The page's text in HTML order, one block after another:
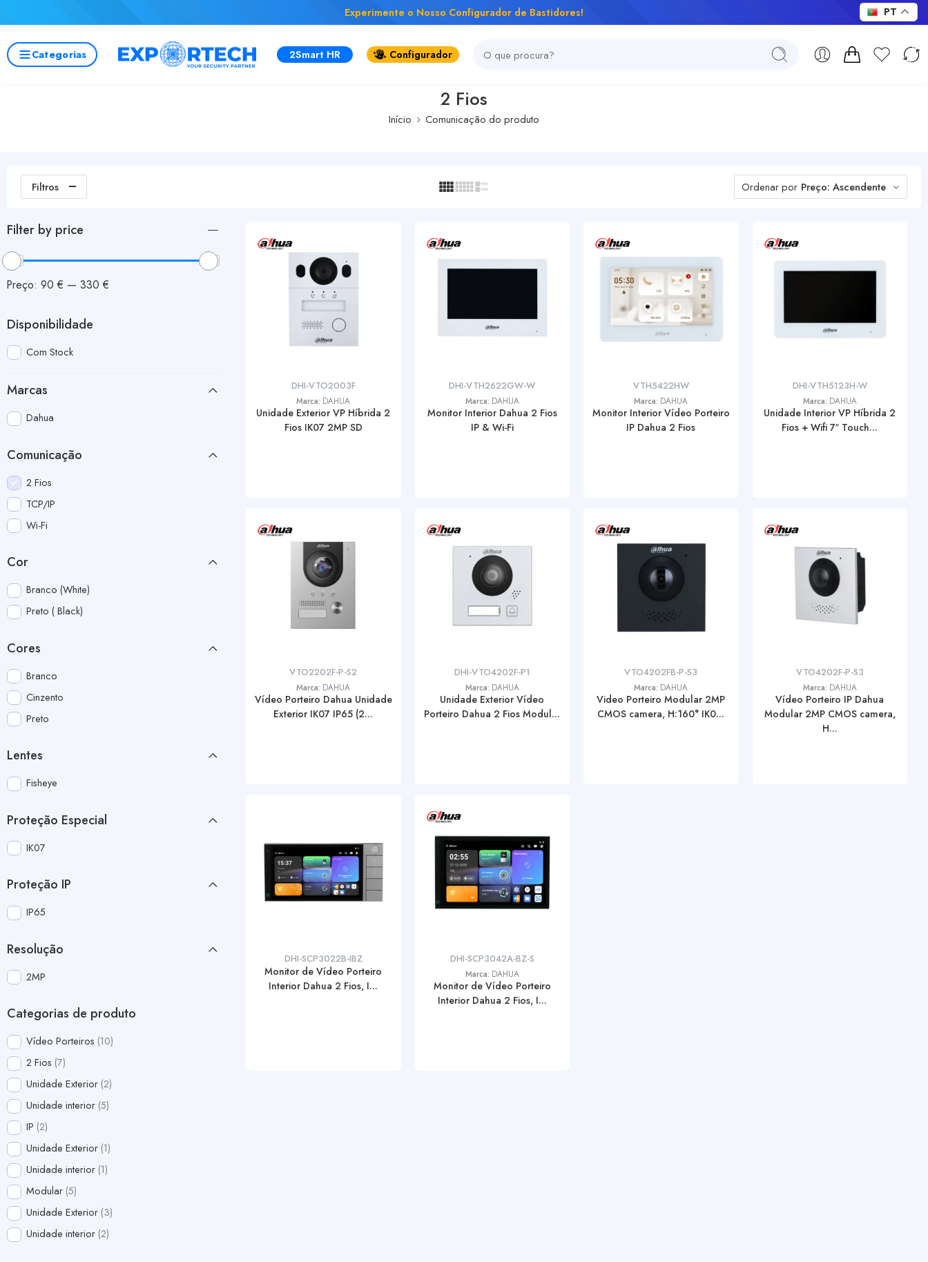
Experimente o Nosso Configurador de Bastidores!
Categorias 2Smart HR Configurador
2 Fios
Início Comunicação do produto
Filtros Ordenar por Preço: Ascendente
DHI-VTO2003F
Marca: DAHUA
Unidade Exterior VP Híbrida 2
Fios IK07 2MP SD
DHI-VTH2622GW-W
Marca: DAHUA
Monitor Interior Dahua 2 Fios
IP & Wi-Fi
VTH5422HW
Marca: DAHUA
Monitor Interior Vídeo Porteiro
IP Dahua 2 Fios
DHI-VTH5123H-W
Marca: DAHUA
Unidade Interior VP Híbrida 2
Fios + Wifi 7″ Touch...
VTO2202F-P-S2
Marca: DAHUA
Vídeo Porteiro Dahua Unidade
Exterior IK07 IP65 (2...
DHI-VTO4202F-P1
Marca: DAHUA
Unidade Exterior Vídeo
Porteiro Dahua 2 Fios Modul...
VTO4202FB-P-S3
Marca: DAHUA
Video Porteiro Modular 2MP
CMOS camera, H:160° IK0...
VTO4202F-P-S3
Marca: DAHUA
Vídeo Porteiro IP Dahua
Modular 2MP CMOS camera,
H...
DHI-SCP3022B-IBZ
Monitor de Vídeo Porteiro
Interior Dahua 2 Fios, I...
DHI-SCP3042A-BZ-S
Marca: DAHUA
Monitor de Vídeo Porteiro
Interior Dahua 2 Fios, I...
Filter by price
Preço: 90 € — 330 €
Disponibilidade
Com Stock
Marcas
Dahua
Comunicação
2 Fios
TCP/IP
Wi-Fi
Cor
Branco (White)
Preto ( Black)
Cores
Branco
Cinzento
Preto
Lentes
Fisheye
Proteção Especial
IK07
Proteção IP
IP65
Resolução
2MP
Categorias de produto
Vídeo Porteiros 10
2 Fios 7
Unidade Exterior 2
Unidade interior 5
IP 2
Unidade Exterior 1
Unidade interior 1
Modular 5
Unidade Exterior 3
Unidade interior 2
PT